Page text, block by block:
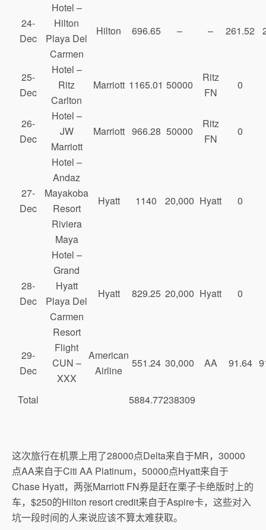
24-
Dec
Hotel –
Hilton
Playa Del
Carmen
Hilton 696.65 – – 261.52
25-
Dec
Hotel –
Ritz
Carlton
Marriott 1165.01 50000
Ritz
FN
0
26-
Dec
Hotel –
JW
Marriott
Marriott 966.28 50000
Ritz
FN
0
27-
Dec
Hotel –
Andaz
Mayakoba
Resort
Riviera
Maya
Hyatt 1140 20,000 Hyatt 0
28-
Dec
Hotel –
Grand
Hyatt
Playa Del
Carmen
Resort
Hyatt 829.25 20,000 Hyatt 0
29-
Dec
Flight
CUN –
XXX
American
Airline
551.24 30,000 AA 91.64
Total 5884.77238309
这次旅行在机票上用了28000点Delta来自于MR，30000
点AA来自于Citi AA Platinum，50000点Hyatt来自于
Chase Hyatt，两张Marriott FN券是赶在栗子卡绝版时上的
车，$250的Hilton resort credit来自于Aspire卡，这些对入
坑一段时间的人来说应该不算太难获取。